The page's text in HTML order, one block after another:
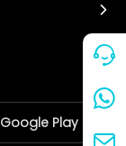
Google Play